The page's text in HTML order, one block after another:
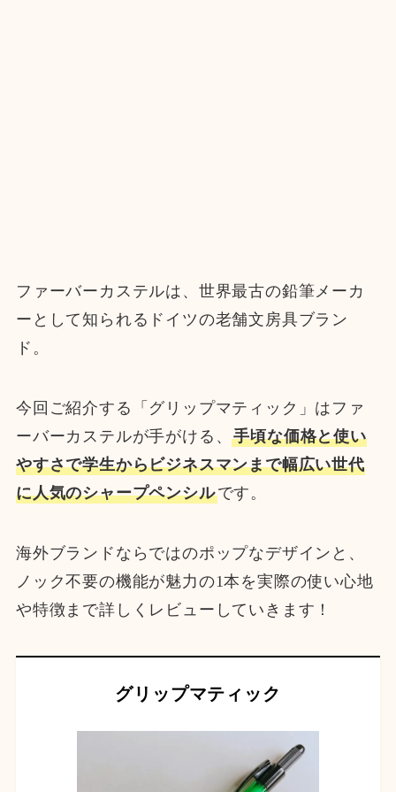
ファーバーカステルは、世界最古の鉛筆メーカ
ーとして知られるドイツの老舗文房具ブラン
ド。
今回ご紹介する「グリップマティック」はファ
ーバーカステルが手がける、手頃な価格と使い
やすさで学生からビジネスマンまで幅広い世代
に人気のシャープペンシルです。
海外ブランドならではのポップなデザインと、
ノック不要の機能が魅力の1本を実際の使い心地
や特徴まで詳しくレビューしていきます！
グリップマティック